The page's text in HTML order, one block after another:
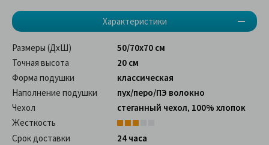
Характеристики
Размеры (ДхШ)
50/70х70 см
Точная высота
20 см
Форма подушки
классическая
Наполнение подушки
пух/перо/ПЭ волокно
Чехол
стеганный чехол, 100% хлопок
Жесткость
Срок доставки
24 часа